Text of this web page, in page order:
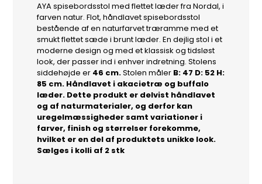
AYA spisebordsstol med flettet læder fra Nordal, i
farven natur. Flot, håndlavet spisebordsstol
bestående af en naturfarvet træramme med et
smukt flettet sæde i brunt læder. En dejlig stol i et
moderne design og med et klassisk og tidsløst
look, der passer ind i enhver indretning. Stolens
siddehøjde er 46 cm.Stolen måler B: 47 D: 52 H:
85 cm. Håndlavet i akacietræ og buffalo
læder. Dette produkt er delvist håndlavet
og af naturmaterialer, og derfor kan
uregelmæssigheder samt variationer i
farver, finish og størrelser forekomme,
hvilket er en del af produktets unikke look.
Sælges i kolli af 2 stk